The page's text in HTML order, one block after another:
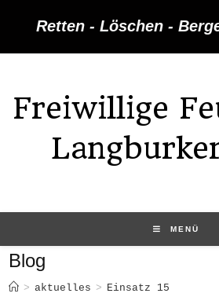
Retten - Löschen -
Freiwillige
MENÜ
Blog
> aktuelles > Einsatz 15